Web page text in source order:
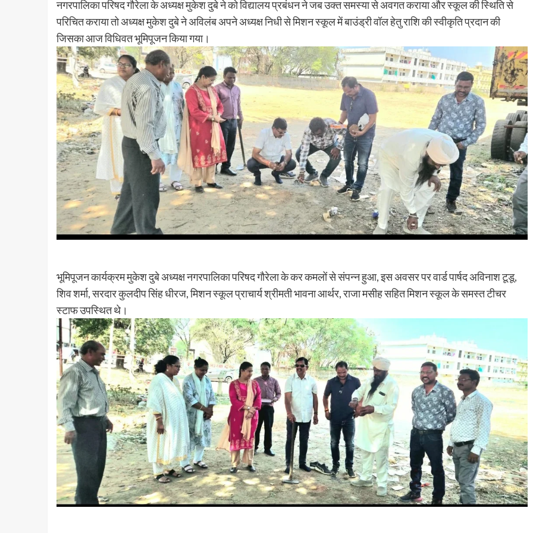
नगरपालिका परिषद गौरेला के अध्यक्ष मुकेश दुबे ने को विद्यालय प्रबंधन ने जब उक्त समस्या से अवगत कराया और स्कूल की स्थिति से
परिचित कराया तो अध्यक्ष मुकेश दुबे ने अविलंब अपने अध्यक्ष निधी से मिशन स्कूल में बाउंड्री वॉल हेतु राशि की स्वीकृति प्रदान की
जिसका आज विधिवत भूमिपूजन किया गया।
भूमिपूजन कार्यक्रम मुकेश दुबे अध्यक्ष नगरपालिका परिषद गौरेला के कर कमलों से संपन्न हुआ, इस अवसर पर वार्ड पार्षद अविनाश टूडू,
शिव शर्मा, सरदार कुलदीप सिंह धीरज, मिशन स्कूल प्राचार्य श्रीमती भावना आर्थर, राजा मसीह सहित मिशन स्कूल के समस्त टीचर
स्टाफ उपस्थित थे।